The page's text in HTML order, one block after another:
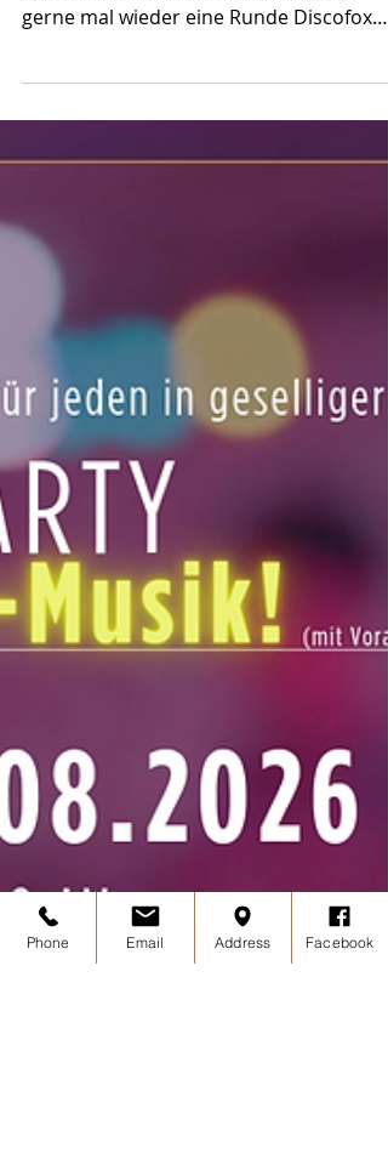
Discofox - TANZPARTY
Freitag 31.07.2026 | 19:30 -22:00 Uhr
Dieser Abend richtet sich an alle, die
einfach eine tolle Zeit haben. Perfekt für
Singles oder Paare, ihr müsst kein
der Tanzschule sein – bringt einfach eure
Freunde mit und los geht’s! Keine
Vorkenntnisse erforderlich – einfach
kommen und genießen! Eintritt: 5,- Euro /
Person (Kunden: kostenlos)
Phone Email Address Facebook